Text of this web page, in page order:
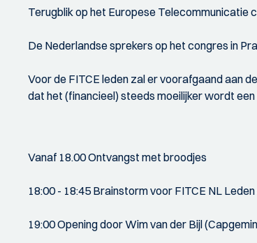
Terugblik op het Europese Telecommunicatie
De Nederlandse sprekers op het congres in
Voor de FITCE leden zal er voorafgaand aan
dat het (financieel) steeds moeilijker wordt
Vanaf 18.00 Ontvangst met broodjes
18:00 - 18:45 Brainstorm voor FITCE NL
19:00 Opening door Wim van der Bijl